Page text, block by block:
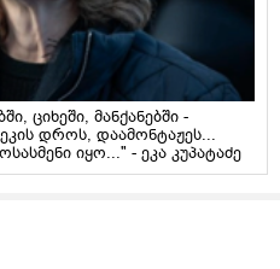
ციხეში, მანქანებში -
დროს, დაამონტაჟეს...
იყო..." - ეკა კუპატაძე